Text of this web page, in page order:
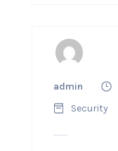
admin
Security